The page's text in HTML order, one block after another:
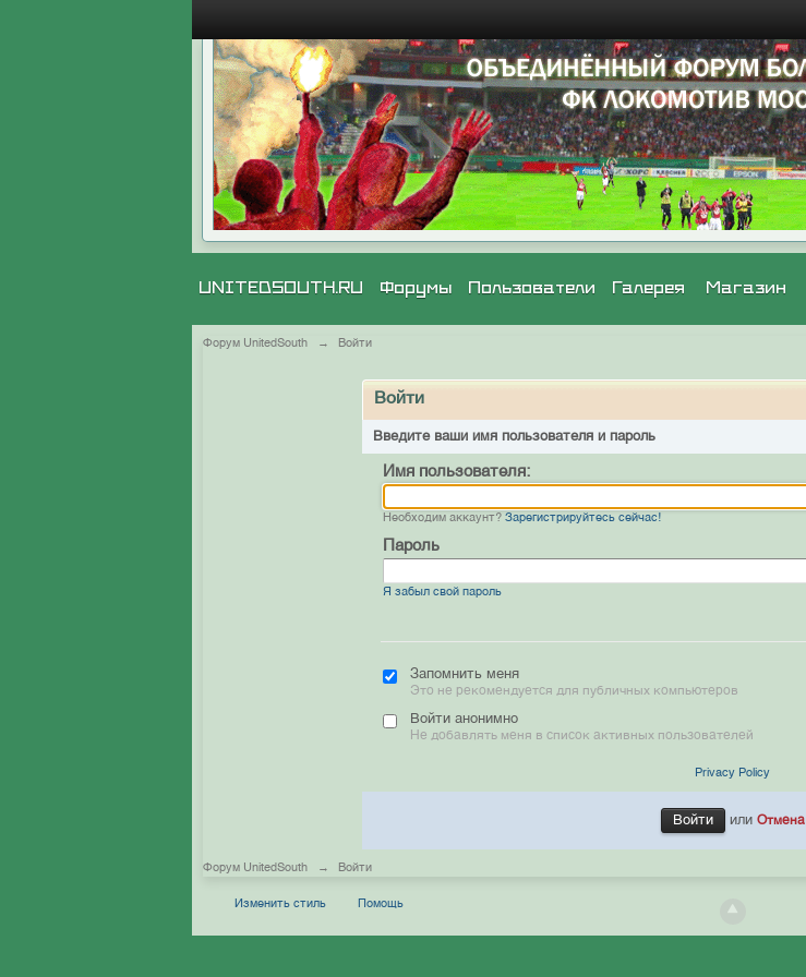
UNITEDSOUTH.RU Галерея Магазин
Форумы Пользователи
Форум UnitedSouth → Войти
Войти
Введите ваши имя пользователя и пароль
Имя пользователя:
Необходим аккаунт? Зарегистрируйтесь сейчас!
Пароль
Я забыл свой пароль
Запомнить меня
Это не рекомендуется для публичных компьютеров
Войти анонимно
Не добавлять меня в список активных пользователей
Privacy Policy
или Отмена
Форум UnitedSouth → Войти
Изменить стиль Помощь